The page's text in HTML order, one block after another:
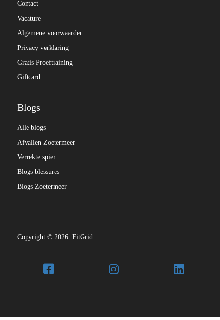
Contact
Vacature
Algemene voorwaarden
Privacy verklaring
Gratis Proeftraining
Giftcard
Blogs
Alle blogs
Afvallen Zoetermeer
Verrekte spier
Blogs blessures
Blogs Zoetermeer
Copyright © 2026 FitGrid